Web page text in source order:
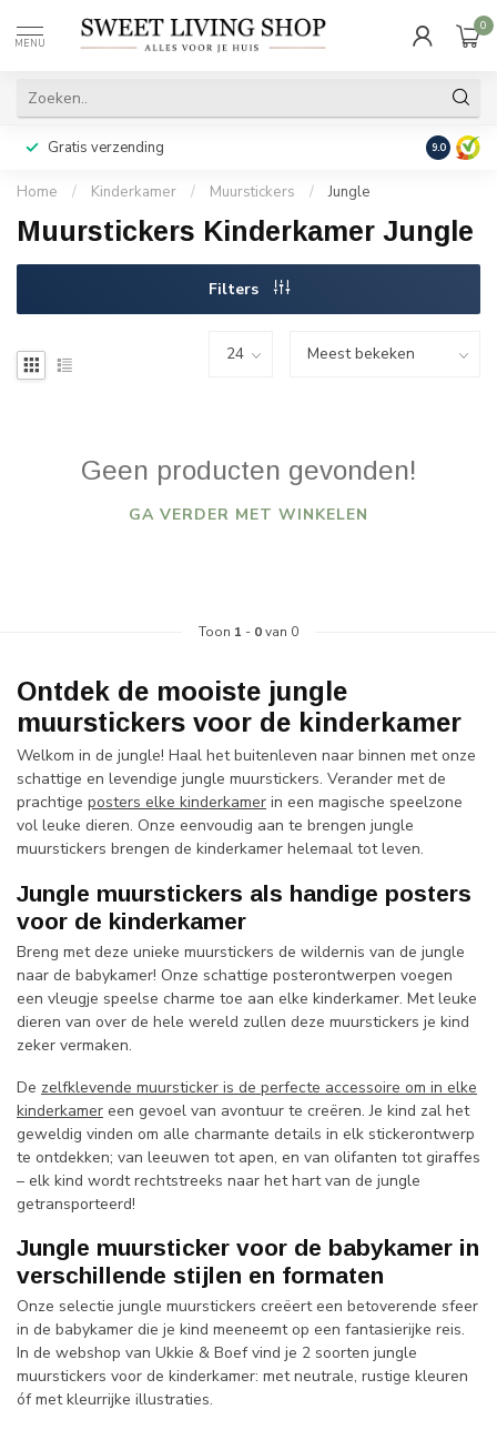
MENU
0
Gratis verzending Achteraf
9.0
Home / Kinderkamer / Muurstickers / Jungle
Muurstickers Kinderkamer Jungle
Filters
Geen producten gevonden!
GA VERDER MET WINKELEN
Toon 1 - 0van 0
Ontdek de mooiste jungle
muurstickers voor de kinderkamer
Welkom in de jungle! Haal het buitenleven naar binnen met onze
schattige en levendige jungle muurstickers. Verander met de
prachtige posters elke kinderkamer in een magische speelzone
vol leuke dieren. Onze eenvoudig aan te brengen jungle
muurstickers brengen de kinderkamer helemaal tot leven.
Jungle muurstickers als handige posters
voor de kinderkamer
Breng met deze unieke muurstickers de wildernis van de jungle
naar de babykamer! Onze schattige posterontwerpen voegen
een vleugje speelse charme toe aan elke kinderkamer. Met leuke
dieren van over de hele wereld zullen deze muurstickers je kind
zeker vermaken.
De zelfklevende muursticker is de perfecte accessoire om in elke
kinderkamer een gevoel van avontuur te creëren. Je kind zal het
geweldig vinden om alle charmante details in elk stickerontwerp
te ontdekken; van leeuwen tot apen, en van olifanten tot giraffes
– elk kind wordt rechtstreeks naar het hart van de jungle
getransporteerd!
Jungle muursticker voor de babykamer in
verschillende stijlen en formaten
Onze selectie jungle muurstickers creëert een betoverende sfeer
in de babykamer die je kind meeneemt op een fantasierijke reis.
In de webshop van Ukkie & Boef vind je 2 soorten jungle
muurstickers voor de kinderkamer: met neutrale, rustige kleuren
óf met kleurrijke illustraties.